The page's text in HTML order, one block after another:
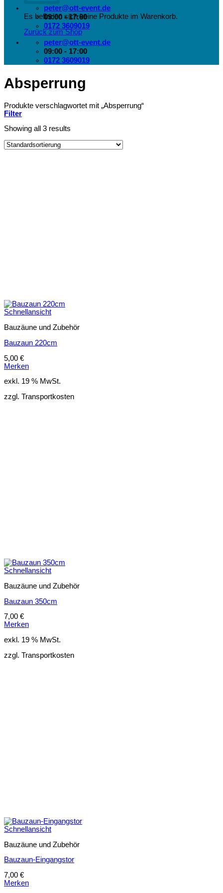
Es befinden sich keine Produkte im Warenkorb.
Zurück zum Shop
peter@ott-event.de
09:00 - 17:00
0172 3609019
peter@ott-event.de
09:00 - 17:00
0172 3609019
Absperrung
Produkte verschlagwortet mit „Absperrung“
Filter
Showing all 3 results
Schnellansicht
Bauzäune und Zubehör
Bauzaun 220cm
5,00 €
Merken
exkl. 19 % MwSt.
zzgl. Transportkosten
Schnellansicht
Bauzäune und Zubehör
Bauzaun 350cm
7,00 €
Merken
exkl. 19 % MwSt.
zzgl. Transportkosten
Schnellansicht
Bauzäune und Zubehör
Bauzaun-Eingangstor
7,00 €
Merken